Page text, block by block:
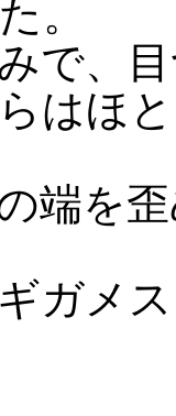
。
で、
はほ
を歪
ガメ